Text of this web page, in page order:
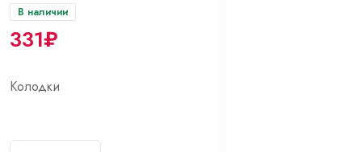
В наличии
331₽
Колодки